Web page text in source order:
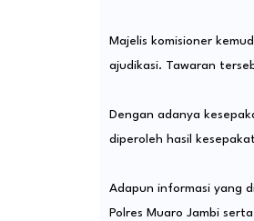
Majelis komisioner
ajudikasi. Tawaran
Dengan adanya
diperoleh hasil
Adapun informasi yang
Polres Muaro Jambi